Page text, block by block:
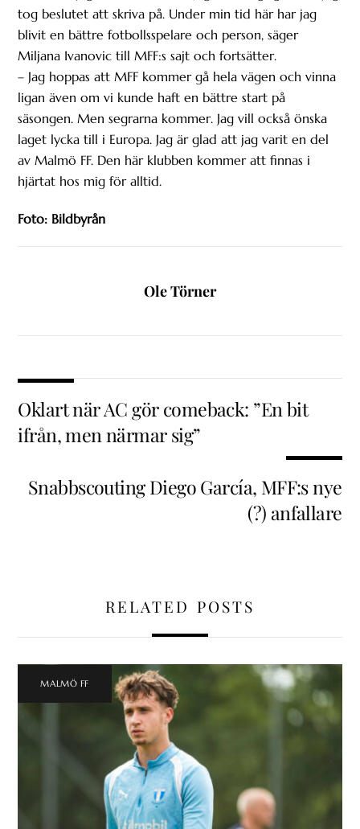
tog beslutet att skriva på. Under min tid här har jag
blivit en bättre fotbollsspelare och person, säger
Miljana Ivanovic till MFF:s sajt och fortsätter.
– Jag hoppas att MFF kommer gå hela vägen och vinna
ligan även om vi kunde haft en bättre start på
säsongen. Men segrarna kommer. Jag vill också önska
laget lycka till i Europa. Jag är glad att jag varit en del
av Malmö FF. Den här klubben kommer att finnas i
hjärtat hos mig för alltid.
Foto: Bildbyrån
Ole Törner
Oklart när AC gör comeback: ”En bit
ifrån, men närmar sig”
Snabbscouting Diego García, MFF:s nye
(?) anfallare
RELATED POSTS
MALMÖ FF